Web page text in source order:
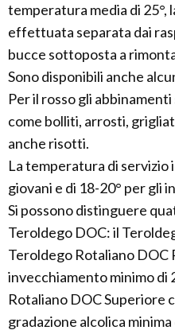
temperatura media di 25°,
effettuata separata dai
bucce sottoposta a
Sono disponibili anche
Per il rosso gli
come bolliti, arrosti,
anche risotti.
La temperatura di servizio
giovani e di 18-20° per gli
Si possono distinguere
Teroldego DOC: il
Teroldego Rotaliano DOC
invecchiamento minimo di
Rotaliano DOC Superiore
gradazione alcolica minima